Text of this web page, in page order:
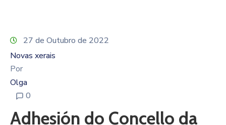
27 de Outubro de 2022
Novas xerais
Por
Olga
0
Adhesión do Concello da